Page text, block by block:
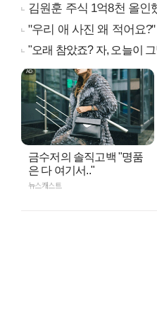
김원훈 주식 1억8천 올
"우리 애 사진 왜 적어요
"오래 참았죠? 자, 오늘이
금수저의 솔직고백 "명품
은 다 여기서.."
뉴스캐스트